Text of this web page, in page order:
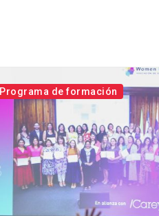
Programa de formación